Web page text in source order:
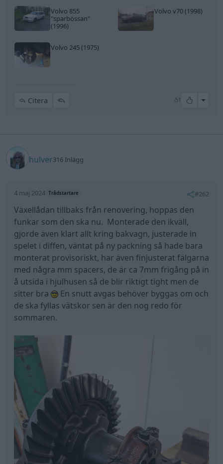
Volvo 855
"sparbössan"
(1996)
Volvo v70 (1998)
Volvo 245 (1975)
Citera 1 All
hulver316 Inlägg
4 maj 2024 Trådstartare #262
Växellådan tillbaks från renovering, hoppas den
funkar som den ska nu. Monterade den ikväll,
gjorde även klart allt kring bakvagn, justerade in
spelet i diffen, väntat på ny packning så hade bara
monterat provisoriskt, har även finjusterat fälgarna
med några mm spacers, de är ca 7mm frigång på in
å utsida i hjulhusen så de blir riktigt tight men de
sitter bra
En snutt avgas behöver byggas om och
de ska fyllas vätskor sen är den nog redo för
sommaren.